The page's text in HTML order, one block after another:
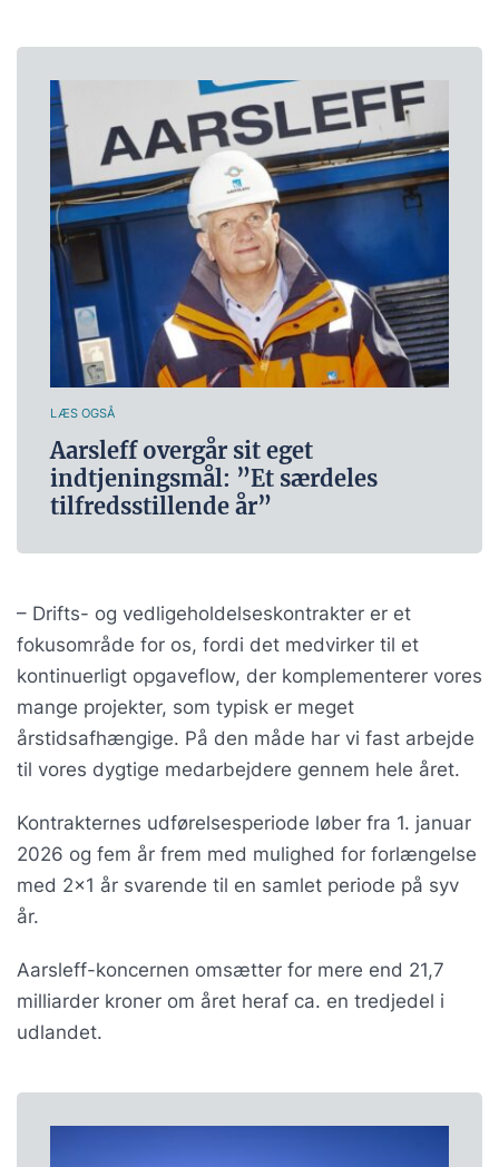
LÆS OGSÅ
Aarsleff overgår sit eget
indtjeningsmål: ”Et særdeles
tilfredsstillende år”
– Drifts- og vedligeholdelseskontrakter er et
fokusområde for os, fordi det medvirker til et
kontinuerligt opgaveflow, der komplementerer vores
mange projekter, som typisk er meget
årstidsafhængige. På den måde har vi fast arbejde
til vores dygtige medarbejdere gennem hele året.
Kontrakternes udførelsesperiode løber fra 1. januar
2026 og fem år frem med mulighed for forlængelse
med 2×1 år svarende til en samlet periode på syv
år.
Aarsleff-koncernen omsætter for mere end 21,7
milliarder kroner om året heraf ca. en tredjedel i
udlandet.